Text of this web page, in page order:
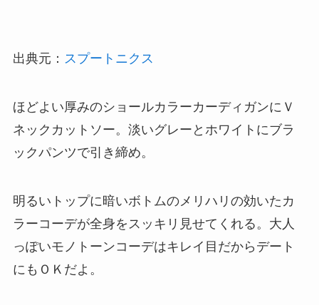
出典元： スプートニクス
ほどよい厚みのショールカラーカーディガンにＶ
ネックカットソー。淡いグレーとホワイトにブラ
ックパンツで引き締め。
明るいトップに暗いボトムのメリハリの効いたカ
ラーコーデが全身をスッキリ見せてくれる。大人
っぽいモノトーンコーデはキレイ目だからデート
にもＯＫだよ。